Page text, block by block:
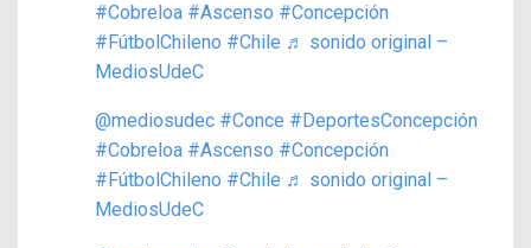
#Cobreloa #Ascenso #Concepción
#FútbolChileno #Chile ♬ sonido original –
MediosUdeC
@mediosudec #Conce #DeportesConcepción
#Cobreloa #Ascenso #Concepción
#FútbolChileno #Chile ♬ sonido original –
MediosUdeC